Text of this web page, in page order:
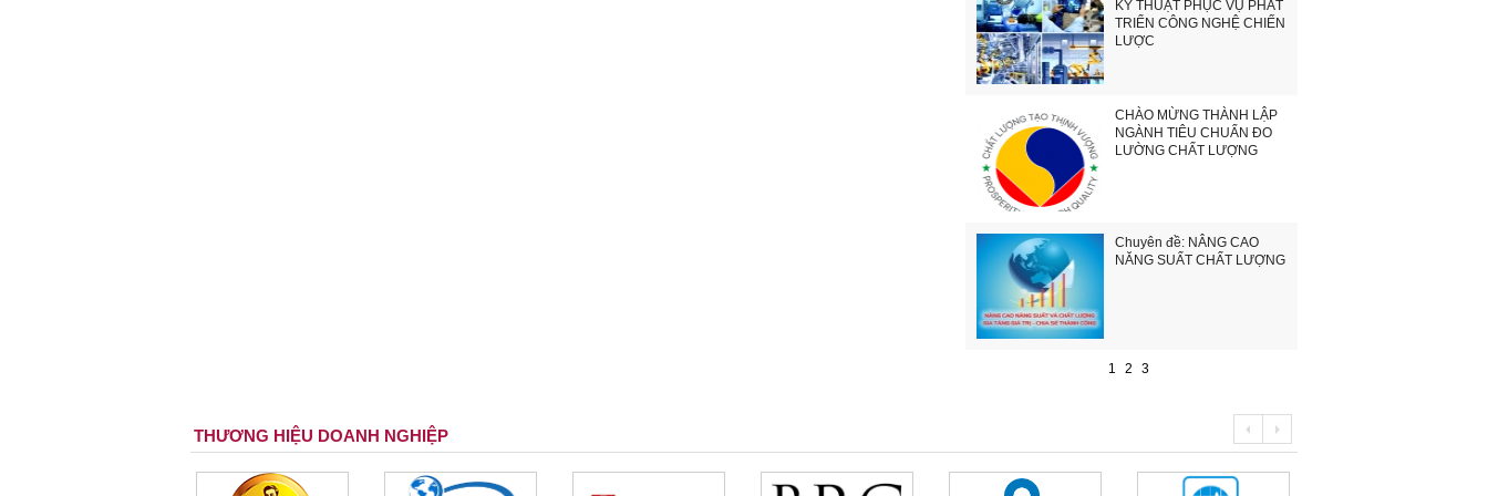
KỸ THUẬT PHỤC VỤ PHÁT
TRIỂN CÔNG NGHỆ CHIẾN
LƯỢC
CHÀO MỪNG THÀNH LẬP
NGÀNH TIÊU CHUẨN ĐO
LƯỜNG CHẤT LƯỢNG
Chuyên đề: NÂNG CAO
NĂNG SUẤT CHẤT LƯỢNG
1 2 3
THƯƠNG HIỆU DOANH NGHIỆP